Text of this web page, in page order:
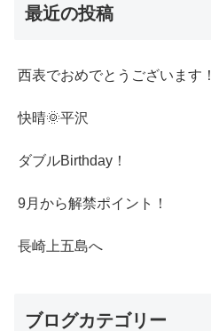
最近の投稿
西表でおめでとうございます！
快晴🌞平沢
ダブルBirthday！
9月から解禁ポイント！
長崎上五島へ
ブログカテゴリー